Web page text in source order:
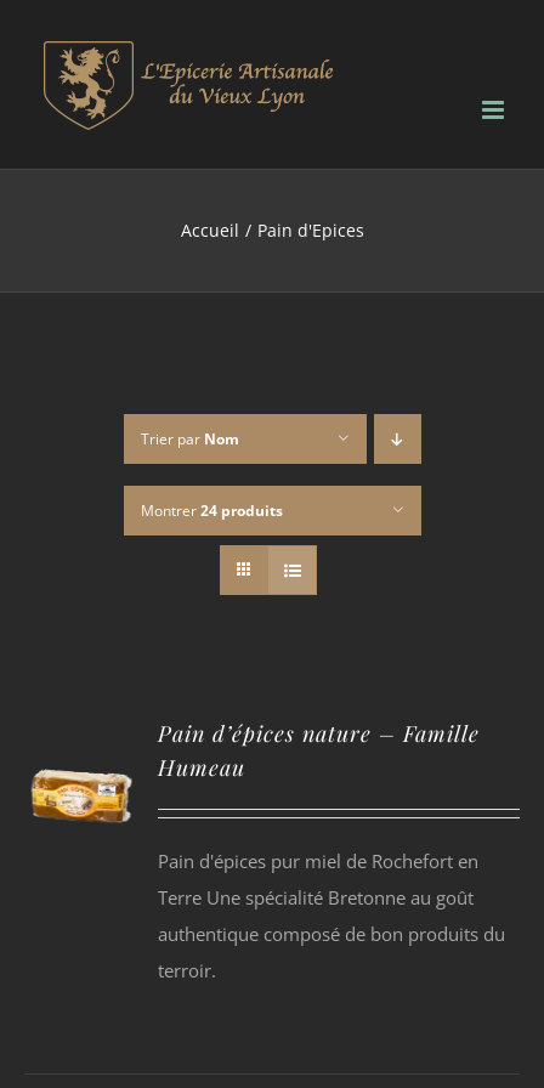
contenu
Accueil Pain d'Epices
Trier par Nom
Montrer24 produits
Pain d’épices nature – Famille
Humeau
Pain d'épices pur miel de Rochefort en
Terre Une spécialité Bretonne au goût
authentique composé de bon produits du
terroir.